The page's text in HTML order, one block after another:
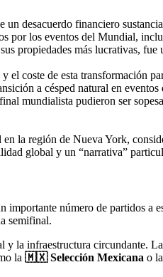
desacuerdo financiero
por los eventos del Mundial,
propiedades más lucrativas,
coste de esta transformación
a césped natural en
mundialista pudieron ser
la región de Nueva York,
global y un “narrativa”
importante número de partidos a
semifinal.
la infraestructura circundante.
la 🇲🇽 Selección Mexicana o